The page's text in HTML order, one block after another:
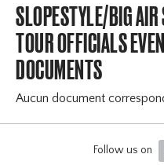
SLOPESTYLE/BIG
TOUR OFFICIALS
DOCUMENTS
Aucun document
Follow us on